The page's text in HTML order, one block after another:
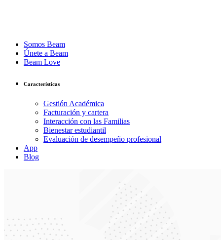
Somos Beam
Únete a Beam
Beam Love
Características
Gestión Académica
Facturación y cartera
Interacción con las Familias
Bienestar estudiantil
Evaluación de desempeño profesional
App
Blog